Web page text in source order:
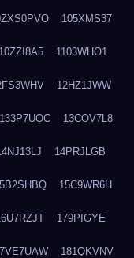
105XMS37
10ZZI8A5 1103WHO1
12HZ1JWW
133P7UOC 13COV7L8
14PRJLGB
15C9WR6H
179PIGYE
181QKVNV